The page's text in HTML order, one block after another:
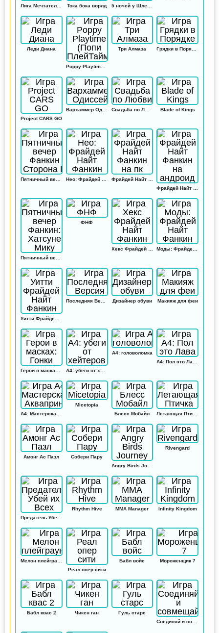
Тока бока ворлд 5 ночей у Шлепы
Леди Диана
Poppy Playtime (Попи ПлейТайм)
Три Алмаза
Project CARS GO
Вархаммер Одиссей Свадьба по Любви Blade of Kings
ФНФ
Последняя Версия Дизайнер обуви Макияж для феи
А4: головоломка
Micetopia
Блесс Мобайл
Амонг Ас Пазл
Собери Пару
Angry Birds Journey
Rivengard
Rhythm Hive MMA Manager Infinity Kingdom
Реал опер сити
Бабл войс Мороженщик 7
Бабл квас 2 Чикен ган
Гуль старс